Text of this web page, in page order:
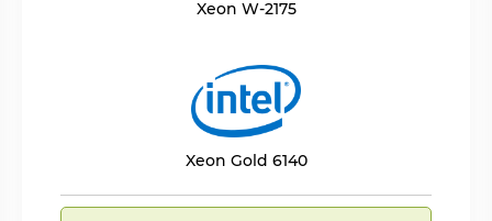
Xeon W-2175
Xeon Gold 6140